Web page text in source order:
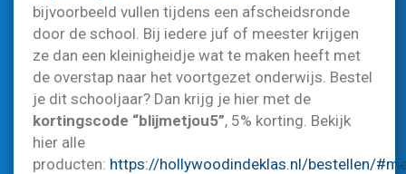
bijvoorbeeld vullen tijdens een afscheidsronde
door de school. Bij iedere juf of meester krijgen
ze dan een kleinigheidje wat te maken heeft met
de overstap naar het voortgezet onderwijs. Bestel
je dit schooljaar? Dan krijg je hier met de
kortingscode “blijmetjou5”, 5% korting. Bekijk
hier alle
producten: https://hollywoodindeklas.nl/bestellen/